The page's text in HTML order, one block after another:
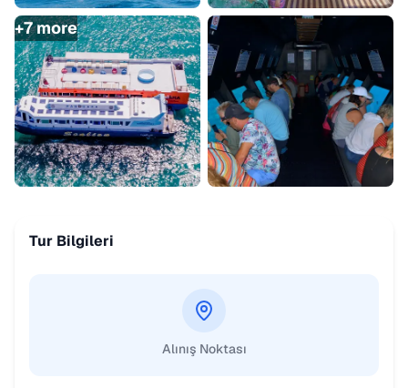
+7more
Tur Bilgileri
Alınış Noktası